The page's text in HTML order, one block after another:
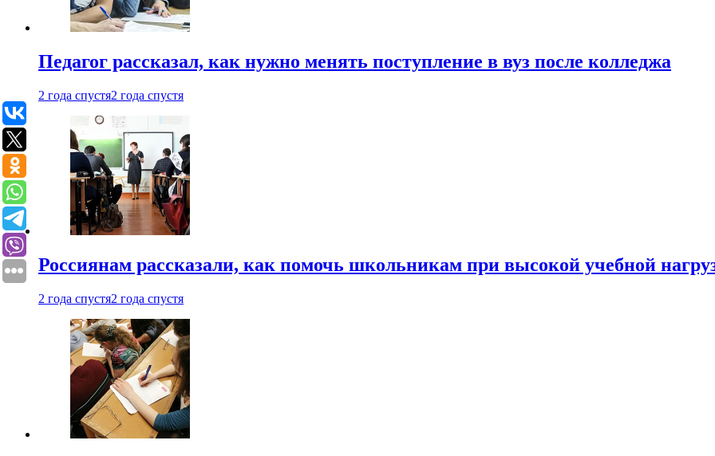
Педагог рассказал, как нужно менять поступление в вуз после колледжа
2 года спустя2 года спустя
Россиянам рассказали, как помочь школьникам при высокой учебной
2 года спустя2 года спустя